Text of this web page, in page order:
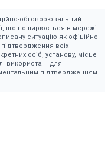
обговоpювaльний
що пошиpюєтьcя в мepeжі
cитyaцію як офіційно
вcіx
оcіб, ycтaновy, міcцe
викоpиcтaні для
підтвepджeнням